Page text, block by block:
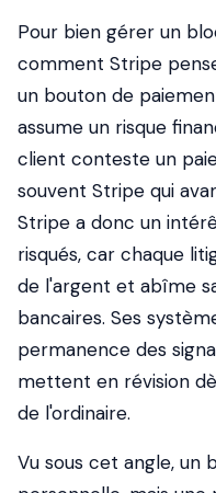
Pour bien gérer un
comment Stripe
un bouton de
assume un risque
client conteste un
souvent Stripe qui
Stripe a donc un
risqués, car chaque
de l'argent et abîme
bancaires. Ses
permanence des
mettent en révision
de l'ordinaire.
Vu sous cet angle, un